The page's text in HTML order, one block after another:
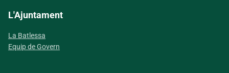
L'Ajuntament
La Batlessa
Equip de Govern